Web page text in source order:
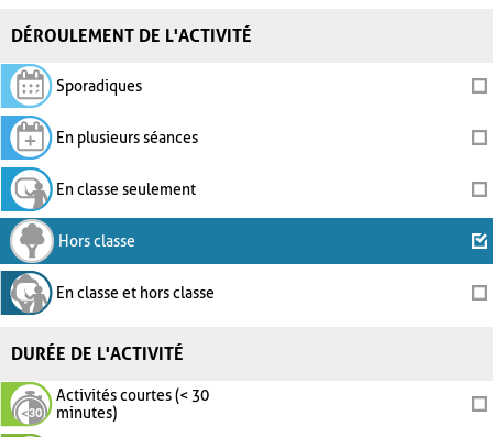
DÉROULEMENT DE L'ACTIVITÉ
Sporadiques
En plusieurs séances
En classe seulement
Hors classe
En classe et hors classe
DURÉE DE L'ACTIVITÉ
Activités courtes (< 30
minutes)